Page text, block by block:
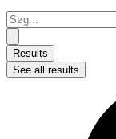
Search
...
Results
See all results